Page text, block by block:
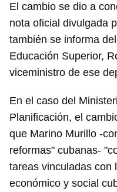
El cambio se dio a
nota oficial divulgada
también se informa
Educación Superior,
viceministro de ese
En el caso del
Planificación, el
que Marino Murillo -
reformas" cubanas-
tareas vinculadas con
económico y social